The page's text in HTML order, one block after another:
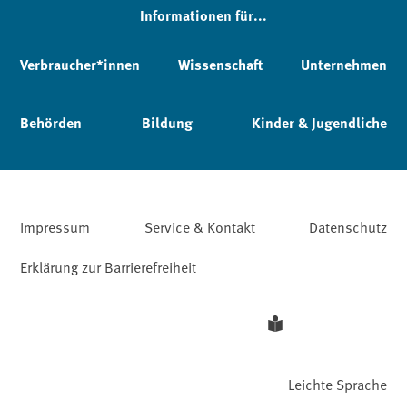
Informationen für...
Verbraucher*innen Wissenschaft Unternehmen
Behörden Bildung Kinder & Jugendliche
Impressum Service & Kontakt
Datenschutz
Erklärung zur Barrierefreiheit
Leichte Sprache